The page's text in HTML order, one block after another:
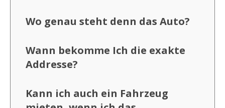
Wo genau steht denn das Auto?
Wann bekomme Ich die exakte
Addresse?
Kann ich auch ein Fahrzeug